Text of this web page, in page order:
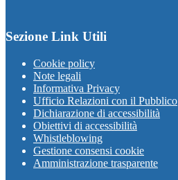
Sezione Link Utili
Cookie policy
Note legali
Informativa Privacy
Ufficio Relazioni con il Pubblico
Dichiarazione di accessibilità
Obiettivi di accessibilità
Whistleblowing
Gestione consensi cookie
Amministrazione trasparente